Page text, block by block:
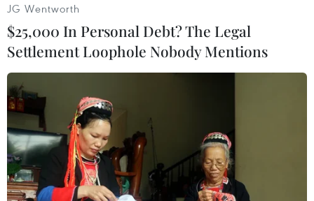
Doanh số bán lẻ ở Mỹ tăng trong kỳ nghỉ
cuối năm
15/12/2010 10:15
JG Wentworth
$25,000 In Personal Debt? The Legal
Settlement Loophole Nobody Mentions